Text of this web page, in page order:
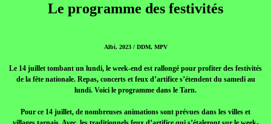
Le programme des festivités
Albi, 2023 / DDM, MPV
Le 14 juillet tombant un lundi, le week-end est rallongé pour profiter des festivités
de la fête nationale. Repas, concerts et feux d’artifice s’étendent du samedi au
lundi. Voici le programme dans le Tarn.
Pour ce 14 juillet, de nombreuses animations sont prévues dans les villes et